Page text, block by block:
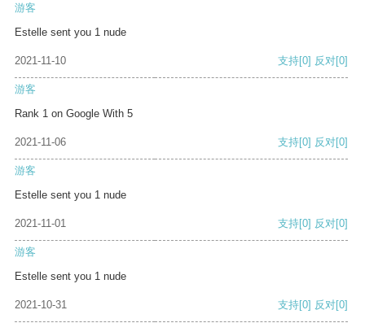
游客
Estelle sent you 1 nude
2021-11-10 支持[0] 反对[0]
游客
Rank 1 on Google With 5
2021-11-06 支持[0] 反对[0]
游客
Estelle sent you 1 nude
2021-11-01 支持[0] 反对[0]
游客
Estelle sent you 1 nude
2021-10-31 支持[0] 反对[0]